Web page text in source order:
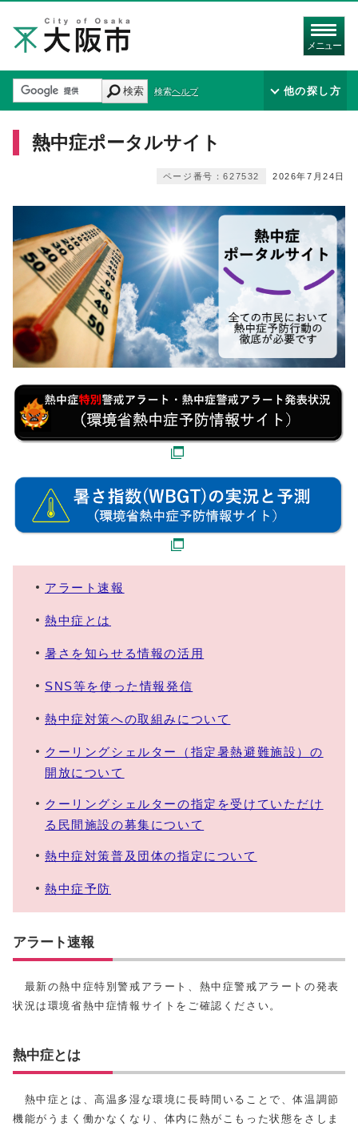
メニュー
検索 検索ヘルプ 他の探し方
熱中症ポータルサイト
2026年7月24日
ページ番号：627532
アラート速報
熱中症とは
暑さを知らせる情報の活用
SNS等を使った情報発信
熱中症対策への取組みについて
クーリングシェルター（指定暑熱避難施設）の
開放について
クーリングシェルターの指定を受けていただけ
る民間施設の募集について
熱中症対策普及団体の指定について
熱中症予防
アラート速報
最新の熱中症特別警戒アラート、熱中症警戒アラートの発表
状況は環境省熱中症情報サイトをご確認ください。
熱中症とは
熱中症とは、高温多湿な環境に長時間いることで、体温調節
機能がうまく働かなくなり、体内に熱がこもった状態をさしま